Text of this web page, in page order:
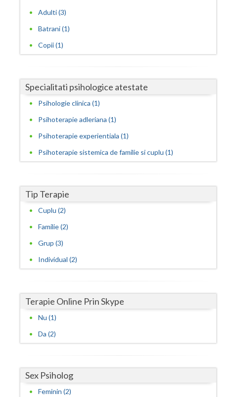
Mehedinti
Neamt
Prahova
Salaj
Tulcea
Valcea
Vaslui
Adulti (3)
Batrani (1)
Copii (1)
Specialitati psihologice atestate
Psihologie clinica (1)
Psihoterapie adleriana (1)
Psihoterapie experientiala (1)
Psihoterapie sistemica de familie si cuplu (1)
Tip Terapie
Cuplu (2)
Familie (2)
Grup (3)
Individual (2)
Terapie Online Prin Skype
Nu (1)
Da (2)
Sex Psiholog
Feminin (2)